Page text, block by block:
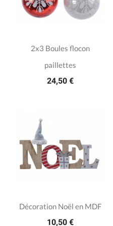
2x3 Boules flocon
paillettes
24,50 €
Décoration Noël en MDF
10,50 €